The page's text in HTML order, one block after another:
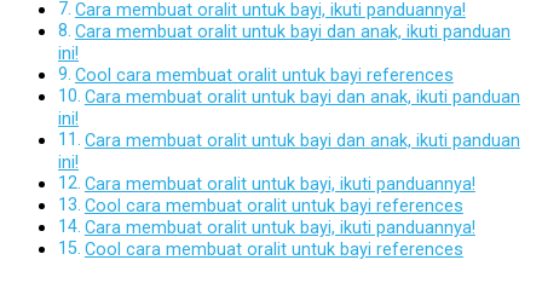
Cara membuat oralit untuk bayi, ikuti panduannya!
Cara membuat oralit untuk bayi dan anak, ikuti panduan
ini!
Cool cara membuat oralit untuk bayi references
Cara membuat oralit untuk bayi dan anak, ikuti panduan
ini!
Cara membuat oralit untuk bayi dan anak, ikuti panduan
ini!
Cara membuat oralit untuk bayi, ikuti panduannya!
Cool cara membuat oralit untuk bayi references
Cara membuat oralit untuk bayi, ikuti panduannya!
Cool cara membuat oralit untuk bayi references